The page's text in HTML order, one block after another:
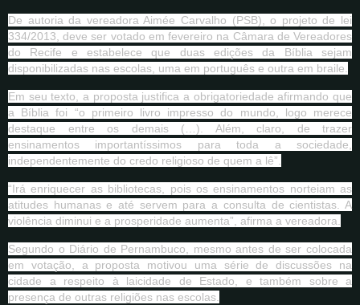
De autoria da vereadora Aimée Carvalho (PSB), o projeto de lei
334/2013, deve ser votado em fevereiro na Câmara de Vereadores
do Recife e estabelece que duas edições da Bíblia sejam
disponibilizadas nas escolas, uma em português e outra em braile.
Em seu texto, a proposta justifica a obrigatoriedade afirmando que
a Bíblia foi “o primeiro livro impresso do mundo, logo merece
destaque entre os demais (…). Além, claro, de trazer
ensinamentos importantíssimos para toda a sociedade,
independentemente do credo religioso de quem a lê”.
“Irá enriquecer as bibliotecas, pois os ensinamentos norteiam as
atitudes humanas e até servem para a consulta de cientistas. A
violência diminui e a prosperidade aumenta”, afirma a vereadora.
Segundo o Diário de Pernambuco, mesmo antes de ser colocada
em votação, a proposta motivou uma série de discussões na
cidade a respeito à laicidade de Estado, e também sobre a
presença de outras religiões nas escolas.